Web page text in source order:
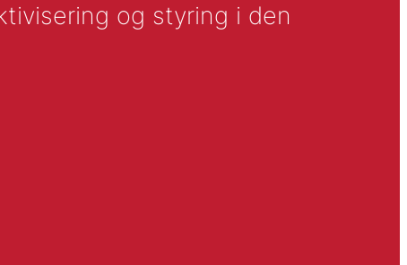
og styring i den